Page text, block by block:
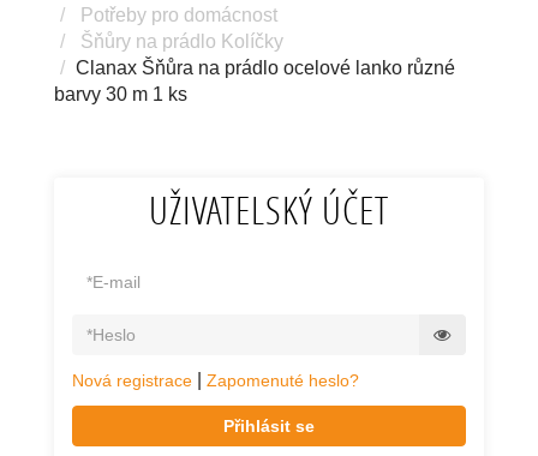
Potřeby pro domácnost
Šňůry na prádlo Kolíčky
Clanax Šňůra na prádlo ocelové lanko různé
barvy 30 m 1 ks
UŽIVATELSKÝ ÚČET
Nová registrace Zapomenuté heslo?
Přihlásit se